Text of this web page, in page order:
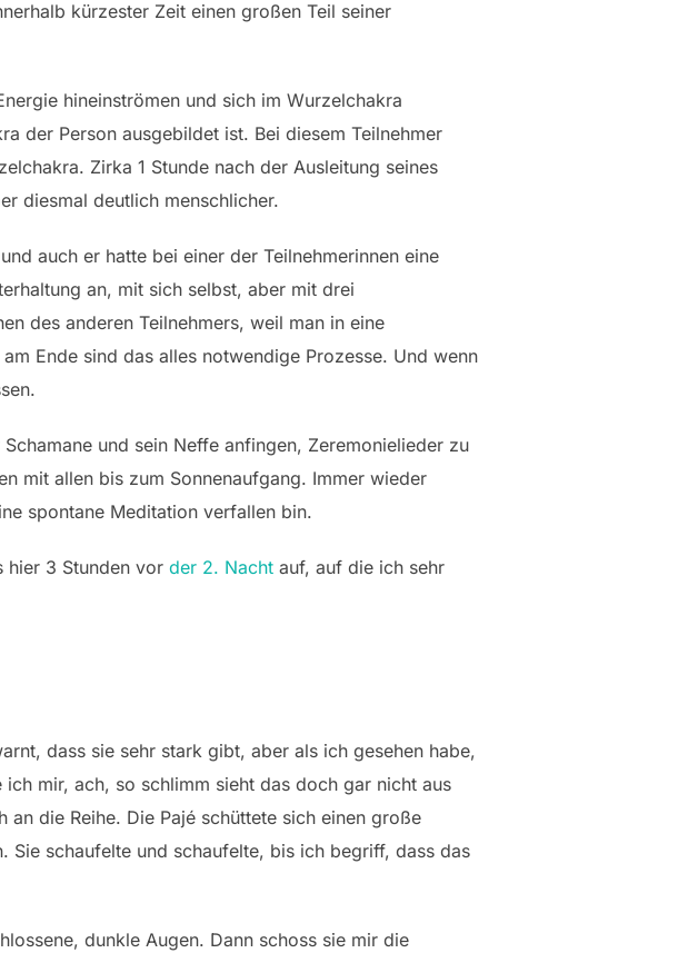
kürzester Zeit einen großen Teil seiner
hineinströmen und sich im Wurzelchakra
der Person ausgebildet ist. Bei diesem Teilnehmer
Zirka 1 Stunde nach der Ausleitung seines
diesmal deutlich menschlicher.
auch er hatte bei einer der Teilnehmerinnen eine
an, mit sich selbst, aber mit drei
des anderen Teilnehmers, weil man in eine
Ende sind das alles notwendige Prozesse. Und wenn
und sein Neffe anfingen, Zeremonielieder zu
mit allen bis zum Sonnenaufgang. Immer wieder
spontane Meditation verfallen bin.
hier 3 Stunden vor der 2. Nacht auf, auf die ich sehr
dass sie sehr stark gibt, aber als ich gesehen habe,
mir, ach, so schlimm sieht das doch gar nicht aus
die Reihe. Die Pajé schüttete sich einen große
Sie schaufelte und schaufelte, bis ich begriff, dass das
dunkle Augen. Dann schoss sie mir die